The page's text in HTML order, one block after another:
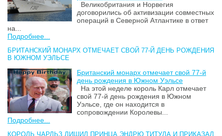
Великобритания и Норвегия
договорились об активизации совместных
операций в Северной Атлантике в ответ
на...
Подробнее...
БРИТАНСКИЙ МОНАРХ ОТМЕЧАЕТ СВОЙ 77-Й ДЕНЬ РОЖДЕНИЯ
В ЮЖНОМ УЭЛЬСЕ
Британский монарх отмечает свой 77-й
день рождения в Южном Уэльсе
На этой неделе король Карл отмечает
свой 77-й день рождения в Южном
Уэльсе, где он находится в
сопровождении Королевы...
Подробнее...
КОРОЛЬ ЧАРЛЬЗ ЛИШИЛ ПРИНЦА ЭНДРЮ ТИТУЛА И ПРИКАЗАЛ